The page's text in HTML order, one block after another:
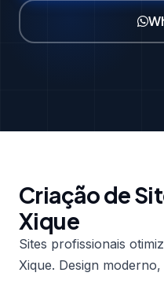
Criação de
Xique
Sites profissionais
Xique. Design